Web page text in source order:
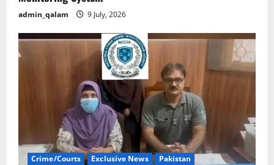
admin_qalam 9 July, 2026
Crime/Courts Exclusive News Pakistan